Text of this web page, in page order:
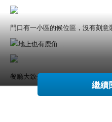
門口有一小區的候位區，沒有刻意
地上也有鹿角…
餐廳大致分成四個區塊…
最裡面的一區，大部份是較多人
繼續